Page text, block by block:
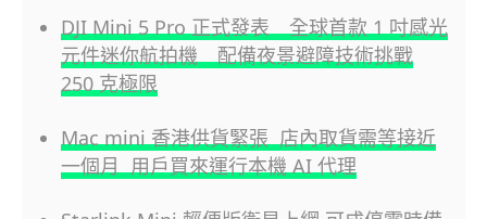
DJI Mini 5 Pro 正式發表 全球首款 1 吋感光
元件迷你航拍機 配備夜景避障技術挑戰
250 克極限
Mac mini 香港供貨緊張 店內取貨需等接近
一個月 用戶買來運行本機 AI 代理